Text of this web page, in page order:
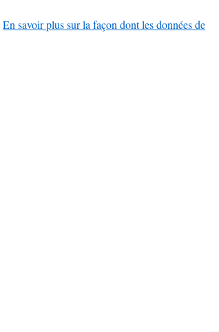
En savoir plus sur la façon dont les données de